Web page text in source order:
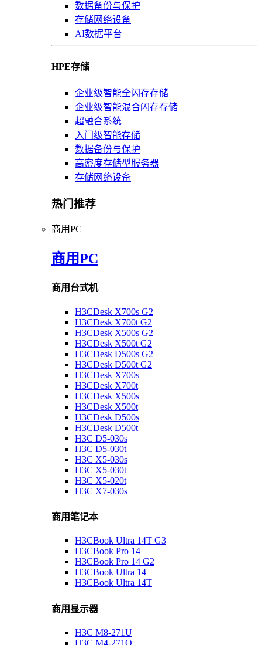
数据备份与保护
存储网络设备
AI数据平台
HPE存储
企业级智能全闪存存储
企业级智能混合闪存存储
超融合系统
入门级智能存储
数据备份与保护
高密度存储型服务器
存储网络设备
热门推荐
商用PC
商用PC
商用台式机
H3CDesk X700s G2
H3CDesk X700t G2
H3CDesk X500s G2
H3CDesk X500t G2
H3CDesk D500s G2
H3CDesk D500t G2
H3CDesk X700s
H3CDesk X700t
H3CDesk X500s
H3CDesk X500t
H3CDesk D500s
H3CDesk D500t
H3C D5-030s
H3C D5-030t
H3C X5-030s
H3C X5-030t
H3C X5-020t
H3C X7-030s
商用笔记本
H3CBook Ultra 14T G3
H3CBook Pro 14
H3CBook Pro 14 G2
H3CBook Ultra 14
H3CBook Ultra 14T
商用显示器
H3C M8-271U
H3C M4-271Q